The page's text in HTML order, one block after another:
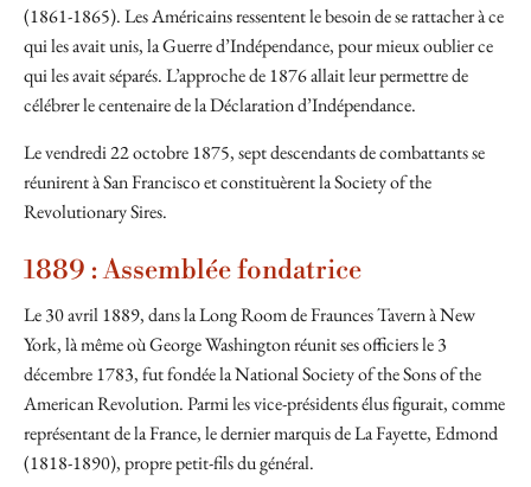
(1861-1865). Les Américains ressentent le besoin de se rattacher à ce
qui les avait unis, la Guerre d’Indépendance, pour mieux oublier ce
qui les avait séparés. L’approche de 1876 allait leur permettre de
célébrer le centenaire de la Déclaration d’Indépendance.
Le vendredi 22 octobre 1875, sept descendants de combattants se
réunirent à San Francisco et constituèrent la Society of the
Revolutionary Sires.
1889 : Assemblée fondatrice
Le 30 avril 1889, dans la Long Room de Fraunces Tavern à New
York, là même où George Washington réunit ses officiers le 3
décembre 1783, fut fondée la National Society of the Sons of the
American Revolution. Parmi les vice-présidents élus figurait, comme
représentant de la France, le dernier marquis de La Fayette, Edmond
(1818-1890), propre petit-fils du général.